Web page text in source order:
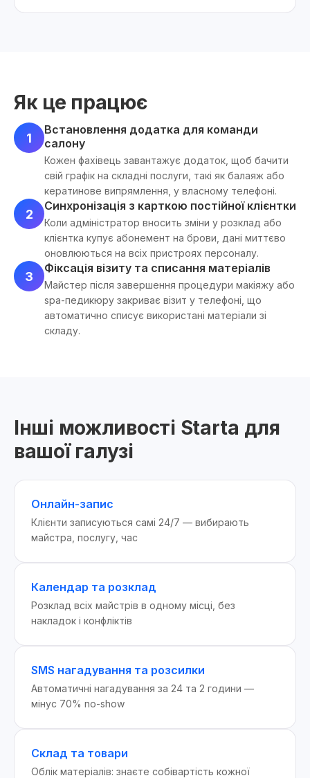
Як це працює
1
Встановлення додатка для команди
салону
Кожен фахівець завантажує додаток, щоб бачити
свій графік на складні послуги, такі як балаяж або
кератинове випрямлення, у власному телефоні.
2
Синхронізація з карткою постійної клієнтки
Коли адміністратор вносить зміни у розклад або
клієнтка купує абонемент на брови, дані миттєво
оновлюються на всіх пристроях персоналу.
3
Фіксація візиту та списання матеріалів
Майстер після завершення процедури макіяжу або
spa-педикюру закриває візит у телефоні, що
автоматично списує використані матеріали зі
складу.
Інші можливості Starta для
вашої галузі
Онлайн-запис
Клієнти записуються самі 24/7 — вибирають
майстра, послугу, час
Календар та розклад
Розклад всіх майстрів в одному місці, без
накладок і конфліктів
SMS нагадування та розсилки
Автоматичні нагадування за 24 та 2 години —
мінус 70% no-show
Склад та товари
Облік матеріалів: знаєте собівартість кожної